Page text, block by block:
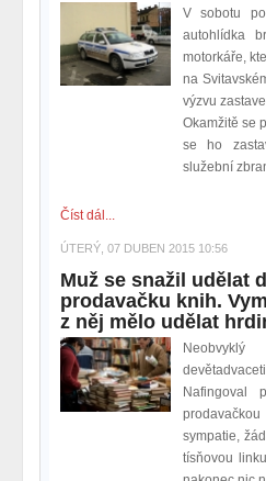
V sobotu
autohlídka
motorkáře,
na
výzvu
Okamžitě se
se ho
služební
Číst dál...
ÚTERÝ, 07 DUBEN 2015 10:56
Muž se snažil udělat
prodavačku knih.
z něj mělo udělat
Nafingoval
sympatie,
tísňovou